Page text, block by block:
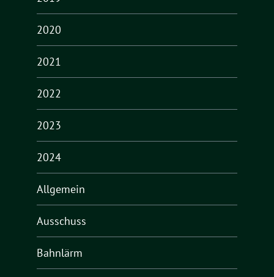
2020
2021
2022
2023
2024
Allgemein
Ausschuss
Bahnlärm